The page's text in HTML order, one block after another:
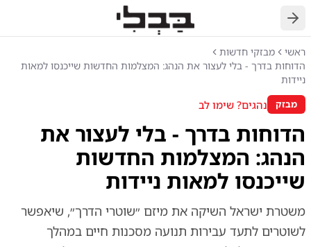
חזרה
ראשי
מבזקי חדשות
הדוחות בדרך - בלי לעצור את הנהג: המצלמות החדשות שייכנסו למאות
ניידות
מבזק נהגים? שימו לב
הדוחות בדרך - בלי לעצור את
הנהג: המצלמות החדשות
שייכנסו למאות ניידות
משטרת ישראל השיקה את מיזם ״שוטרי הדרך״, שיאפשר
לשוטרים לתעד עבירות תנועה מסכנות חיים במהלך